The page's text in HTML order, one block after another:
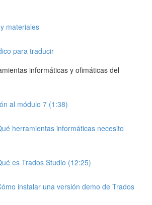
materiales
para traducir
informáticas y ofimáticas del
al módulo 7 (1:38)
herramientas informáticas necesito
es Trados Studio (12:25)
instalar una versión demo de Trados